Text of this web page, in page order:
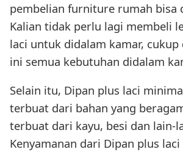
pembelian furniture rumah bisa
Kalian tidak perlu lagi membeli
laci untuk didalam kamar, cukup
ini semua kebutuhan didalam
Selain itu, Dipan plus laci
terbuat dari bahan yang
terbuat dari kayu, besi dan lain-
Kenyamanan dari Dipan plus